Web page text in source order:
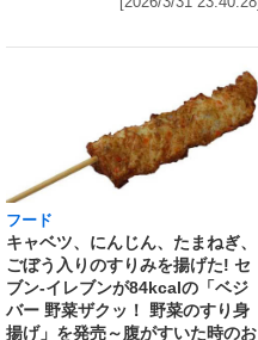
フード
キャベツ、にんじん、たまねぎ、
ごぼう入りのすりみを揚げた! セ
ブン‐イレブンが84kcalの「ベジ
バー 野菜ザクッ！ 野菜のすり身
揚げ」を発売～腹がすいた時のお